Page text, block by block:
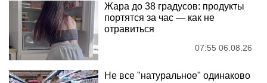
Жара до 38 градусов: продукты
портятся за час — как не
отравиться
07:55 06.08.26
Не все "натуральное" одинаково